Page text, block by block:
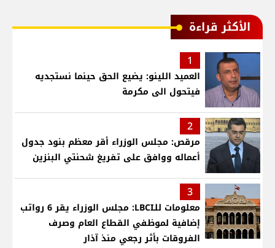
الأكثر قراءة
1
العميد اللينو: يضيع الحق حينما نستجديه
فيتحول الى مكرمة
2
مرقص: مجلس الوزراء أقر معظم بنود جدول
أعماله ووافق على تفريغ شحنتي البنزين
3
معلومات للـLBCI: مجلس الوزراء يقر 6 رواتب
إضافية لموظفي القطاع العام وصرف
الفروقات بأثر رجعي منذ آذار